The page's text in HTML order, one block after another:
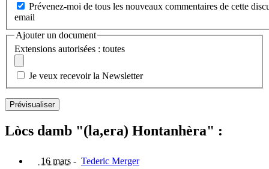
Prévenez-moi de tous les nouveaux commentaires de cette
email
Ajouter un document
Extensions autorisées : toutes
Je veux recevoir la Newsletter
Lòcs damb "(la,era) Hontanhèra" :
16 mars - Tederic Merger